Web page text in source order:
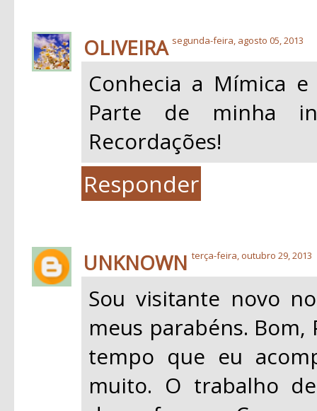
OLIVEIRA segunda-feira, agosto 05, 2013
Conhecia a Mímica
Parte de minha
Recordações!
Responder
UNKNOWN terça-feira, outubro 29, 2013
Sou visitante novo
meus parabéns.
tempo que eu
muito. O trabalho